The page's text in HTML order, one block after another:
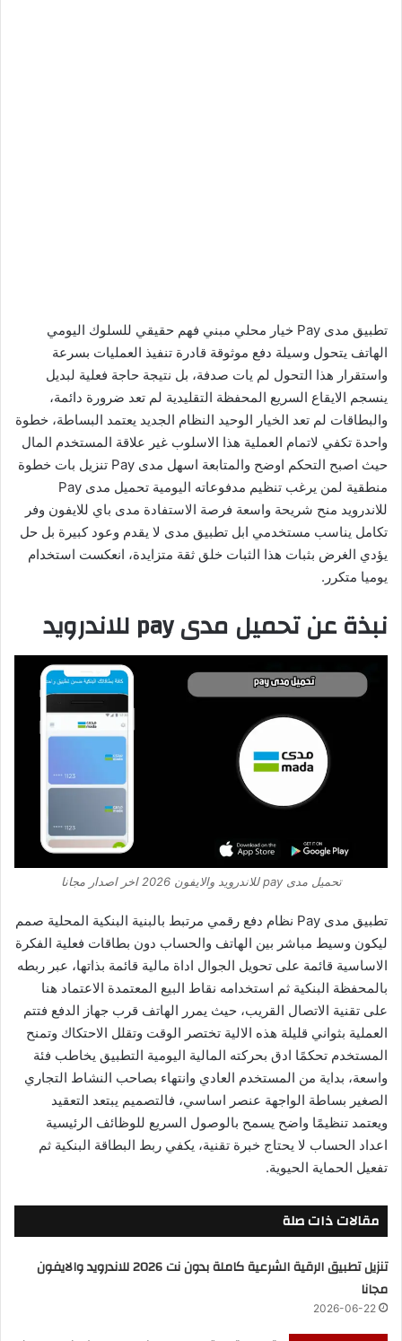
تطبيق مدى Pay خيار محلي مبني فهم حقيقي للسلوك اليومي
الهاتف يتحول وسيلة دفع موثوقة قادرة تنفيذ العمليات بسرعة
واستقرار هذا التحول لم يات صدفة، بل نتيجة حاجة فعلية لبديل
ينسجم الايقاع السريع المحفظة التقليدية لم تعد ضرورة دائمة،
والبطاقات لم تعد الخيار الوحيد النظام الجديد يعتمد البساطة، خطوة
واحدة تكفي لاتمام العملية هذا الاسلوب غير علاقة المستخدم المال
حيث اصبح التحكم اوضح والمتابعة اسهل مدى Pay تنزيل بات خطوة
منطقية لمن يرغب تنظيم مدفوعاته اليومية تحميل مدى Pay
للاندرويد منح شريحة واسعة فرصة الاستفادة مدى باي للايفون وفر
تكامل يناسب مستخدمي ابل تطبيق مدى لا يقدم وعود كبيرة بل حل
يؤدي الغرض بثبات هذا الثبات خلق ثقة متزايدة، انعكست استخدام
يوميا متكرر.
نبذة عن تحميل مدى pay للاندرويد
تحميل مدى pay للاندرويد والايفون 2026 اخر اصدار مجانا
تطبيق مدى Pay نظام دفع رقمي مرتبط بالبنية البنكية المحلية صمم
ليكون وسيط مباشر بين الهاتف والحساب دون بطاقات فعلية الفكرة
الاساسية قائمة على تحويل الجوال اداة مالية قائمة بذاتها، عبر ربطه
بالمحفظة البنكية ثم استخدامه نقاط البيع المعتمدة الاعتماد هنا
على تقنية الاتصال القريب، حيث يمرر الهاتف قرب جهاز الدفع فتتم
العملية بثواني قليلة هذه الالية تختصر الوقت وتقلل الاحتكاك وتمنح
المستخدم تحكمًا ادق بحركته المالية اليومية التطبيق يخاطب فئة
واسعة، بداية من المستخدم العادي وانتهاء بصاحب النشاط التجاري
الصغير بساطة الواجهة عنصر اساسي، فالتصميم يبتعد التعقيد
ويعتمد تنظيمًا واضح يسمح بالوصول السريع للوظائف الرئيسية
اعداد الحساب لا يحتاج خبرة تقنية، يكفي ربط البطاقة البنكية ثم
تفعيل الحماية الحيوية.
مقالات ذات صلة
تنزيل تطبيق الرقية الشرعية كاملة بدون نت 2026 للاندرويد والايفون
مجانا
2026-06-22